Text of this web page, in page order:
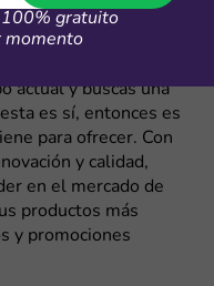
disfrutar de lo
actual y buscas una
es sí, entonces es
para ofrecer. Con
y calidad,
en el mercado de
productos más
y promociones
100% gratuito
momento